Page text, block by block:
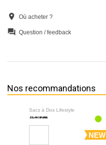
location_on Où acheter ?
question_answer Question / feedback
Nos recommandations
Sacs à Dos Lifestyle
NEW